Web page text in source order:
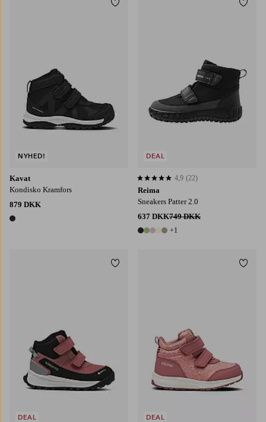
Kavat
Kondisko Kramfors
879 DKK
1 farve
NYHED!
Tilføj til favoritter
Reima
Sneakers Patter 2.0
637 DKK749 DKK
6 farver
+1
4,9 baseret på 22 bedømmelser
4,9 (22)
DEAL
DEAL
Tilføj til favoritter
DEAL